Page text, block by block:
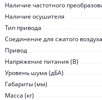
Наличие частотного
Наличие осушителя
Тип привода
Соединение для сжатого воздуха
Привод
Напряжение питания (В)
Уровень шума (дБА)
Габариты (мм)
Масса (кг)